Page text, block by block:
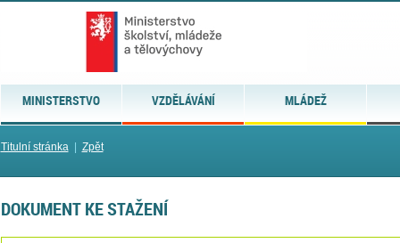
MINISTERSTVO VZDĚLÁVÁNÍ MLÁDEŽ
Titulní stránka| Zpět
DOKUMENT KE STAŽENÍ